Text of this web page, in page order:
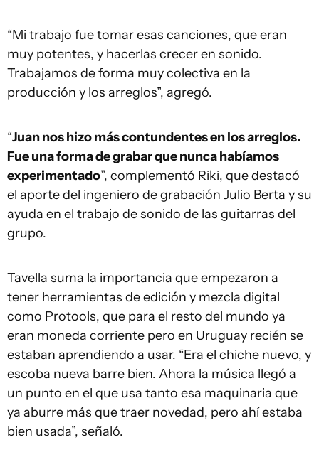
“Mi trabajo fue tomar esas canciones, que eran
muy potentes, y hacerlas crecer en sonido.
Trabajamos de forma muy colectiva en la
producción y los arreglos”, agregó.
“Juan nos hizo más contundentes en los arreglos.
Fue una forma de grabar que nunca habíamos
experimentado”, complementó Riki, que destacó
el aporte del ingeniero de grabación Julio Berta y su
ayuda en el trabajo de sonido de las guitarras del
grupo.
Tavella suma la importancia que empezaron a
tener herramientas de edición y mezcla digital
como Protools, que para el resto del mundo ya
eran moneda corriente pero en Uruguay recién se
estaban aprendiendo a usar. “Era el chiche nuevo, y
escoba nueva barre bien. Ahora la música llegó a
un punto en el que usa tanto esa maquinaria que
ya aburre más que traer novedad, pero ahí estaba
bien usada”, señaló.